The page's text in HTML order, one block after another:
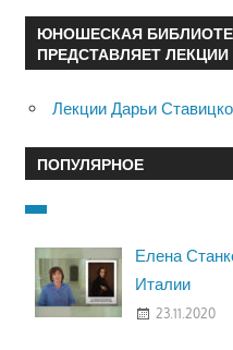
ЮНОШЕСКАЯ
ПРЕДСТАВЛЯЕТ
Лекции Дарьи
ПОПУЛЯРНОЕ
Елена
Италии
23.11.2020